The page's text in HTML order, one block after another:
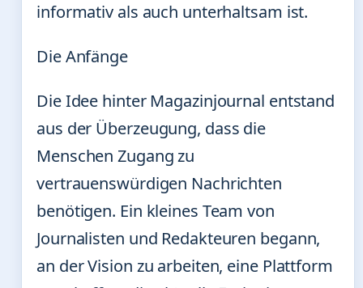
informativ als auch unterhaltsam ist.
Die Anfänge
Die Idee hinter Magazinjournal entstand
aus der Überzeugung, dass die
Menschen Zugang zu
vertrauenswürdigen Nachrichten
benötigen. Ein kleines Team von
Journalisten und Redakteuren begann,
an der Vision zu arbeiten, eine Plattform